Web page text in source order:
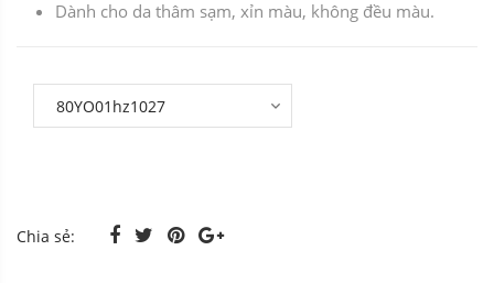
Dành cho da thâm sạm, xỉn màu, không đều màu.
Chia sẻ: